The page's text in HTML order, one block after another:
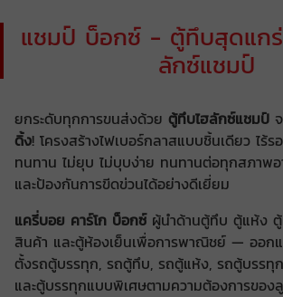
แชมป์ บ็อกซ์ - ตู้ทึบสุดแกร่
ลักซ์แชมป์
ยกระดับทุกการขนส่งด้วย ตู้ทึบไฮลักซ์แชมป์
ดิ้ง! โครงสร้างไฟเบอร์กลาสแบบชิ้นเดียว ไร้
ทนทาน ไม่ยุบ ไม่บุบง่าย ทนทานต่อทุกสภาพอ
และป้องกันการขีดข่วนได้อย่างดีเยี่ยม
แครี่บอย คาร์โก บ็อกซ์ผู้นำด้านตู้ทึบ ตู้แห้ง
สินค้า และตู้ห้องเย็นเพื่อการพาณิชย์ — ออก
ตั้งรถตู้บรรทุก, รถตู้ทึบ, รถตู้แห้ง, รถตู้บรรทุ
และตู้บรรทุกแบบพิเศษตามความต้องการของ